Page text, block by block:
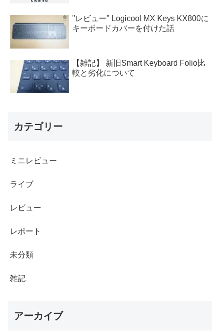
"レビュー" Logicool MX Keys KX800に
キーボードカバーを付けた話
【雑記】 新旧Smart Keyboard Folio比
較と劣化について
カテゴリー
ミニレビュー
ライブ
レビュー
レポート
未分類
雑記
アーカイブ